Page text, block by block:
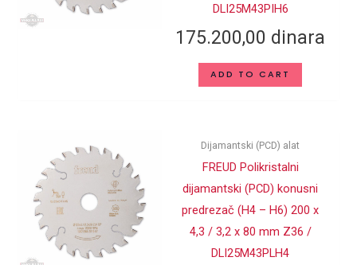
DLI25M43PIH6
175.200,00 dinara
ADD TO CART
Dijamantski (PCD) alat
FREUD Polikristalni
dijamantski (PCD) konusni
predrezač (H4 – H6) 200 x
4,3 / 3,2 x 80 mm Z36 /
DLI25M43PLH4